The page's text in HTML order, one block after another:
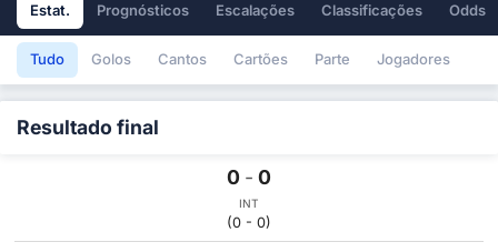
Estat. Prognósticos Escalações Classificações Odds
Tudo Golos Cantos Cartões Parte Jogadores
Resultado final
0 - 0
INT
(0 - 0)